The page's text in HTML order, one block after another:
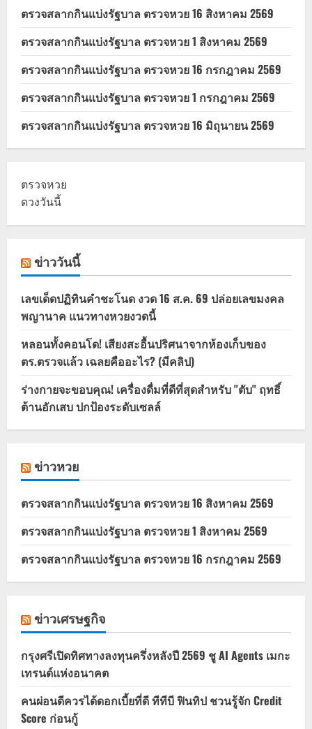
ตรวจสลากกินแบ่งรัฐบาล ตรวจหวย 16 สิงหาคม 2569
ตรวจสลากกินแบ่งรัฐบาล ตรวจหวย 1 สิงหาคม 2569
ตรวจสลากกินแบ่งรัฐบาล ตรวจหวย 16 กรกฎาคม 2569
ตรวจสลากกินแบ่งรัฐบาล ตรวจหวย 1 กรกฎาคม 2569
ตรวจสลากกินแบ่งรัฐบาล ตรวจหวย 16 มิถุนายน 2569
ตรวจหวย
ดวงวันนี้
ข่าววันนี้
เลขเด็ดปฏิทินคำชะโนด งวด 16 ส.ค. 69 ปล่อยเลขมงคล
พญานาค แนวทางหวยงวดนี้
หลอนทั้งคอนโด! เสียงสะอื้นปริศนาจากห้องเก็บของ
ตร.ตรวจแล้ว เฉลยคืออะไร? (มีคลิป)
ร่างกายจะขอบคุณ! เครื่องดื่มที่ดีที่สุดสำหรับ "ตับ" ฤทธิ์
ต้านอักเสบ ปกป้องระดับเซลล์
ข่าวหวย
ตรวจสลากกินแบ่งรัฐบาล ตรวจหวย 16 สิงหาคม 2569
ตรวจสลากกินแบ่งรัฐบาล ตรวจหวย 1 สิงหาคม 2569
ตรวจสลากกินแบ่งรัฐบาล ตรวจหวย 16 กรกฎาคม 2569
ข่าวเศรษฐกิจ
กรุงศรีเปิดทิศทางลงทุนครึ่งหลังปี 2569 ชู AI Agents เมกะ
เทรนด์แห่งอนาคต
คนผ่อนดีควรได้ดอกเบี้ยที่ดี ทีทีบี ฟินทิป ชวนรู้จัก Credit
Score ก่อนกู้